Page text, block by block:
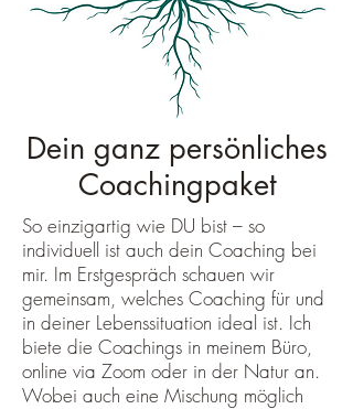
Dein ganz persönliches
Coachingpaket
So einzigartig wie DU bist – so
individuell ist auch dein Coaching bei
mir. Im Erstgespräch schauen wir
gemeinsam, welches Coaching für und
in deiner Lebenssituation ideal ist. Ich
biete die Coachings in meinem Büro,
online via Zoom oder in der Natur an.
Wobei auch eine Mischung möglich